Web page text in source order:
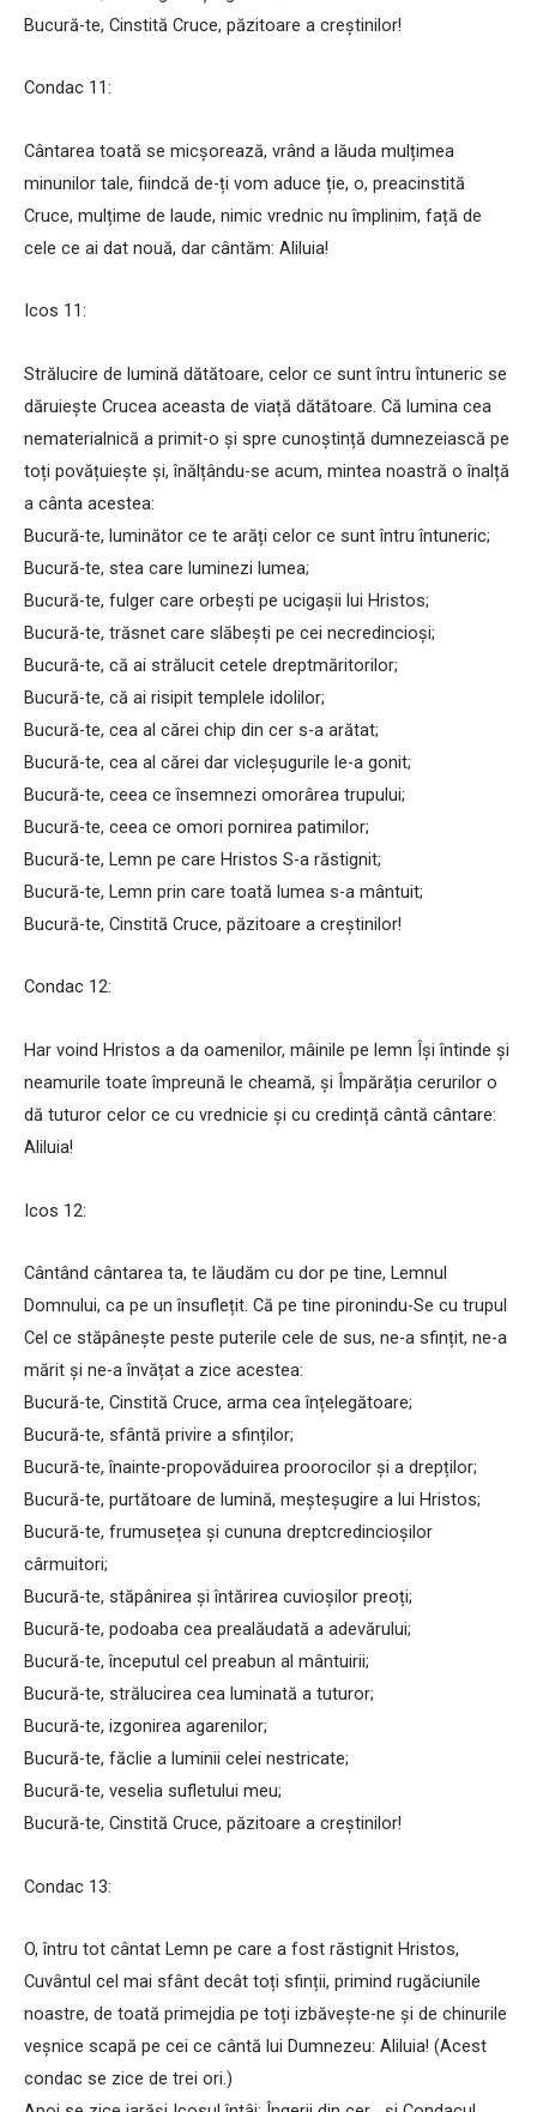
Bucură-te, Cinstită Cruce, păzitoare a creștinilor!
Condac 11:
Cântarea toată se micșorează, vrând a lăuda mulțimea
minunilor tale, fiindcă de-ți vom aduce ție, o, preacinstită
Cruce, mulțime de laude, nimic vrednic nu împlinim, față de
cele ce ai dat nouă, dar cântăm: Aliluia!
Icos 11:
Strălucire de lumină dătătoare, celor ce sunt întru întuneric se
dăruiește Crucea aceasta de viață dătătoare. Că lumina cea
nematerialnică a primit-o și spre cunoștință dumnezeiască pe
toți povățuiește și, înălțându-se acum, mintea noastră o înalță
a cânta acestea:
Bucură-te, luminător ce te arăți celor ce sunt întru întuneric;
Bucură-te, stea care luminezi lumea;
Bucură-te, fulger care orbești pe ucigașii lui Hristos;
Bucură-te, trăsnet care slăbești pe cei necredincioși;
Bucură-te, că ai strălucit cetele dreptmăritorilor;
Bucură-te, că ai risipit templele idolilor;
Bucură-te, cea al cărei chip din cer s-a arătat;
Bucură-te, cea al cărei dar vicleșugurile le-a gonit;
Bucură-te, ceea ce însemnezi omorârea trupului;
Bucură-te, ceea ce omori pornirea patimilor;
Bucură-te, Lemn pe care Hristos S-a răstignit;
Bucură-te, Lemn prin care toată lumea s-a mântuit;
Bucură-te, Cinstită Cruce, păzitoare a creștinilor!
Condac 12:
Har voind Hristos a da oamenilor, mâinile pe lemn Își întinde și
neamurile toate împreună le cheamă, și Împărăția cerurilor o
dă tuturor celor ce cu vrednicie și cu credință cântă cântare:
Aliluia!
Icos 12:
Cântând cântarea ta, te lăudăm cu dor pe tine, Lemnul
Domnului, ca pe un însuflețit. Că pe tine pironindu-Se cu trupul
Cel ce stăpânește peste puterile cele de sus, ne-a sfințit, ne-a
mărit și ne-a învățat a zice acestea:
Bucură-te, Cinstită Cruce, arma cea înțelegătoare;
Bucură-te, sfântă privire a sfinților;
Bucură-te, înainte-propovăduirea proorocilor și a drepților;
Bucură-te, purtătoare de lumină, meșteșugire a lui Hristos;
Bucură-te, frumusețea și cununa dreptcredincioșilor
cârmuitori;
Bucură-te, stăpânirea și întărirea cuvioșilor preoți;
Bucură-te, podoaba cea prealăudată a adevărului;
Bucură-te, începutul cel preabun al mântuirii;
Bucură-te, strălucirea cea luminată a tuturor;
Bucură-te, izgonirea agarenilor;
Bucură-te, făclie a luminii celei nestricate;
Bucură-te, veselia sufletului meu;
Bucură-te, Cinstită Cruce, păzitoare a creștinilor!
Condac 13:
O, întru tot cântat Lemn pe care a fost răstignit Hristos,
Cuvântul cel mai sfânt decât toți sfinții, primind rugăciunile
noastre, de toată primejdia pe toți izbăvește-ne și de chinurile
veșnice scapă pe cei ce cântă lui Dumnezeu: Aliluia! (Acest
condac se zice de trei ori.)